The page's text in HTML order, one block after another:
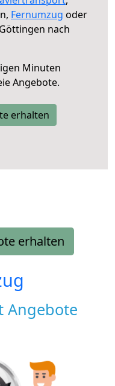
Fernumzug oder
nach
Minuten
Angebote.
erhalten
erhalten
Angebote